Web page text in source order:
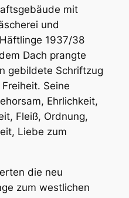
mit
und
1937/38
Dach prangte
gebildete Schriftzug
Seine
Ehrlichkeit,
Fleiß, Ordnung,
Liebe zum
die neu
zum westlichen